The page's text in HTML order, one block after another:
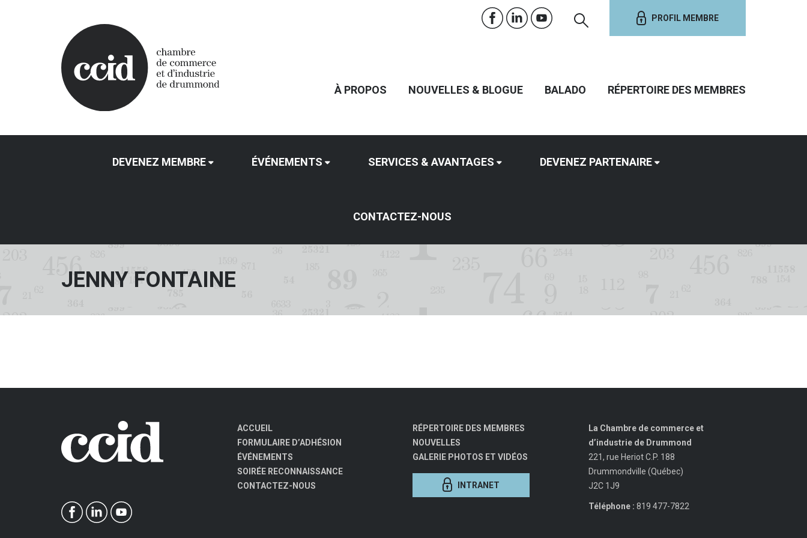
PROFIL MEMBRE
À PROPOS NOUVELLES & BLOGUE BALADO RÉPERTOIRE DES MEMBRES
DEVENEZ MEMBRE ÉVÉNEMENTS SERVICES & AVANTAGES DEVENEZ PARTENAIRE
CONTACTEZ-NOUS
JENNY FONTAINE
ACCUEIL
FORMULAIRE D’ADHÉSION
ÉVÉNEMENTS
SOIRÉE RECONNAISSANCE
CONTACTEZ-NOUS
RÉPERTOIRE DES MEMBRES
NOUVELLES
GALERIE PHOTOS ET VIDÉOS
INTRANET
La Chambre de commerce et
d’industrie de Drummond
221, rue Heriot C.P. 188
Drummondville (Québec)
J2C 1J9
Téléphone : 819 477-7822